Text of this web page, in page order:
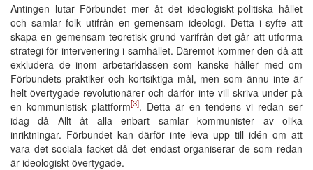
Antingen lutar Förbundet mer åt det ideologiskt-politiska hållet
och samlar folk utifrån en gemensam ideologi. Detta i syfte att
skapa en gemensam teoretisk grund varifrån det går att utforma
strategi för intervenering i samhället. Däremot kommer den då att
exkludera de inom arbetarklassen som kanske håller med om
Förbundets praktiker och kortsiktiga mål, men som ännu inte är
helt övertygade revolutionärer och därför inte vill skriva under på
en kommunistisk plattform[3]. Detta är en tendens vi redan ser
idag då Allt åt alla enbart samlar kommunister av olika
inriktningar. Förbundet kan därför inte leva upp till idén om att
vara det sociala facket då det endast organiserar de som redan
är ideologiskt övertygade.